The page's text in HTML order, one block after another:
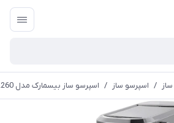
/ اسپرسو ساز / اسپرسو ساز بیسمارک مدل BM2260